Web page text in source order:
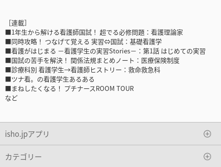
［連載］
■1年生から解ける看護師国試！ 超でる必修問題：看護理論家
■同時攻略！ つなげて覚える 実習⇔国試：基礎看護学
■看護がはじまる －看護学生の実習Stories－：第1話 はじめての実習
■国試の苦手を解決！ 関係法規まとめノート：医療保険制度
■診療科別 看護学生→看護師ヒストリー：救命救急科
■ツナ看。の看護学生あるある
■まねしたくなる！ プチナースROOM TOUR
など
isho.jpアプリ
カテゴリー